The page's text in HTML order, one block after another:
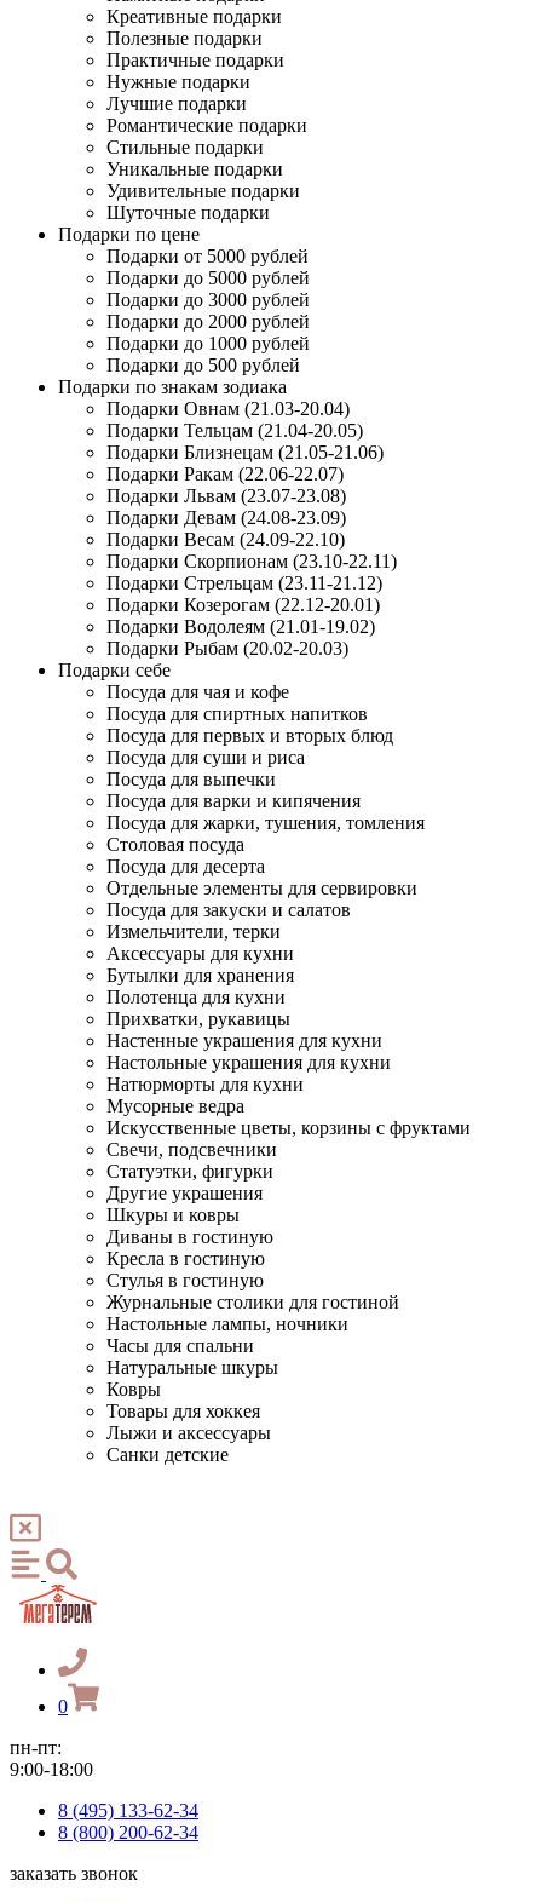
Креативные подарки
Полезные подарки
Практичные подарки
Нужные подарки
Лучшие подарки
Романтические подарки
Стильные подарки
Уникальные подарки
Удивительные подарки
Шуточные подарки
Подарки по цене
Подарки от 5000 рублей
Подарки до 5000 рублей
Подарки до 3000 рублей
Подарки до 2000 рублей
Подарки до 1000 рублей
Подарки до 500 рублей
Подарки по знакам зодиака
Подарки Овнам (21.03-20.04)
Подарки Тельцам (21.04-20.05)
Подарки Близнецам (21.05-21.06)
Подарки Ракам (22.06-22.07)
Подарки Львам (23.07-23.08)
Подарки Девам (24.08-23.09)
Подарки Весам (24.09-22.10)
Подарки Скорпионам (23.10-22.11)
Подарки Стрельцам (23.11-21.12)
Подарки Козерогам (22.12-20.01)
Подарки Водолеям (21.01-19.02)
Подарки Рыбам (20.02-20.03)
Подарки себе
Посуда для чая и кофе
Посуда для спиртных напитков
Посуда для первых и вторых блюд
Посуда для суши и риса
Посуда для выпечки
Посуда для варки и кипячения
Посуда для жарки, тушения, томления
Столовая посуда
Посуда для десерта
Отдельные элементы для сервировки
Посуда для закуски и салатов
Измельчители, терки
Аксессуары для кухни
Бутылки для хранения
Полотенца для кухни
Прихватки, рукавицы
Настенные украшения для кухни
Настольные украшения для кухни
Натюрморты для кухни
Мусорные ведра
Искусственные цветы, корзины с фруктами
Свечи, подсвечники
Статуэтки, фигурки
Другие украшения
Шкуры и ковры
Диваны в гостиную
Кресла в гостиную
Стулья в гостиную
Журнальные столики для гостиной
Настольные лампы, ночники
Часы для спальни
Натуральные шкуры
Ковры
Товары для хоккея
Лыжи и аксессуары
Санки детские
0
пн-пт:
9:00-18:00
8 (495) 133-62-34
8 (800) 200-62-34
заказать звонок